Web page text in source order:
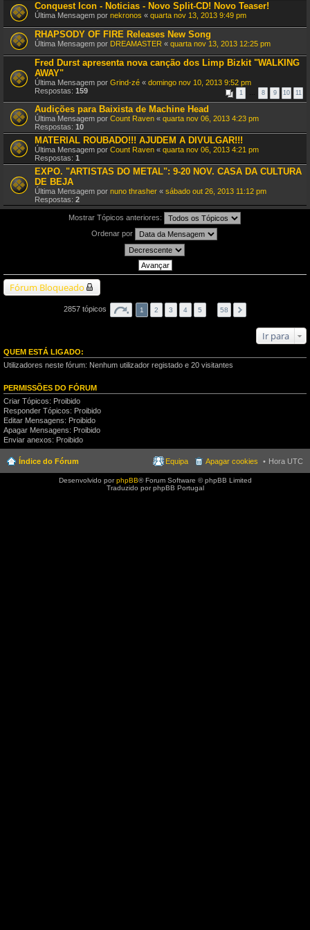
Conquest Icon - Noticias - Novo Split-CD! Novo Teaser!
Última Mensagem por nekronos « quarta nov 13, 2013 9:49 pm
RHAPSODY OF FIRE Releases New Song
Última Mensagem por DREAMASTER « quarta nov 13, 2013 12:25 pm
Fred Durst apresenta nova canção dos Limp Bizkit "WALKING
AWAY"
Última Mensagem por Grind-zé « domingo nov 10, 2013 9:52 pm
Respostas: 159 1 … 8 9 10 11
Audições para Baixista de Machine Head
Última Mensagem por Count Raven « quarta nov 06, 2013 4:23 pm
Respostas: 10
MATERIAL ROUBADO!!! AJUDEM A DIVULGAR!!!
Última Mensagem por Count Raven « quarta nov 06, 2013 4:21 pm
Respostas: 1
EXPO. "ARTISTAS DO METAL": 9-20 NOV. CASA DA CULTURA
DE BEJA
Última Mensagem por nuno thrasher « sábado out 26, 2013 11:12 pm
Respostas: 2
Mostrar Tópicos anteriores:
Ordenar por
Fórum Bloqueado
2857 tópicos 1 2 3 4 5 58
Ir para
QUEM ESTÁ LIGADO:
Utilizadores neste fórum: Nenhum utilizador registado e 20 visitantes
PERMISSÕES DO FÓRUM
Criar Tópicos: Proibido
Responder Tópicos: Proibido
Editar Mensagens: Proibido
Apagar Mensagens: Proibido
Enviar anexos: Proibido
Índice do Fórum Hora UTC
Apagar cookies
Equipa
Desenvolvido porphpBB® Forum Software © phpBB Limited
Traduzido por phpBB Portugal